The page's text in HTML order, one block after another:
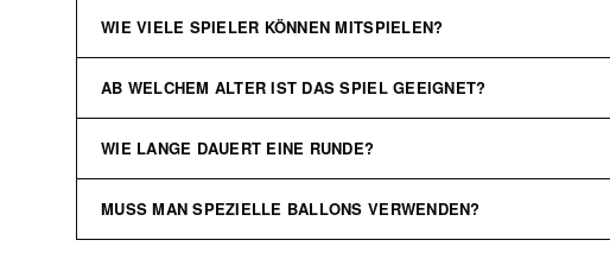
Ein Ballon wird in den Charakter eingespannt. Die Spieler stecken reihum
maximale Spannung garantiert.
WIE VIELE SPIELER KÖNNEN MITSPIELEN?
Unter Spannung funktioniert ab 2 Spielern und macht in großen Gruppen ab
AB WELCHEM ALTER IST DAS SPIEL GEEIGNET?
Ab 8 Jahren. Da mit Nadeln gespielt wird sollten jüngere Kinder nur unter
WIE LANGE DAUERT EINE RUNDE?
Eine Runde dauert nur wenige Minuten — das macht das Spiel so perfekt für
MUSS MAN SPEZIELLE BALLONS VERWENDEN?